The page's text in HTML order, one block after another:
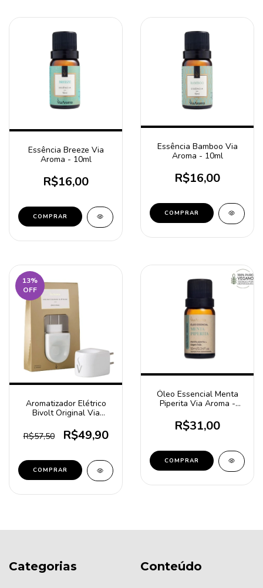
Essência Breeze Via
Aroma - 10ml
R$16,00
Essência Bamboo Via
Aroma - 10ml
R$16,00
13%
OFF
Aromatizador Elétrico
Bivolt Original Via
R$57,50
R$49,90
Óleo Essencial Menta
Piperita Via Aroma -
R$31,00
Categorias Conteúdo